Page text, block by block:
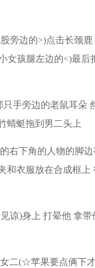
旁边的>)点击长颈鹿
女孩腿左边的<)最后
手旁边的老鼠耳朵
蜻蜓拖到男二头上
右下角的人物的脚
和衣服放在合成框上
谅)身上 打晕他 拿
二(☆苹果要点俩下